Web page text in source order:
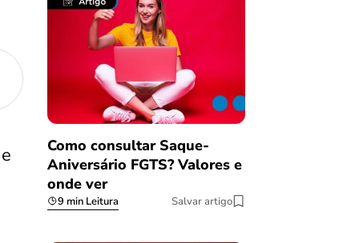
e
Como consultar Saque-
Aniversário FGTS? Valores e
onde ver
9 min Leitura Salvar artigo